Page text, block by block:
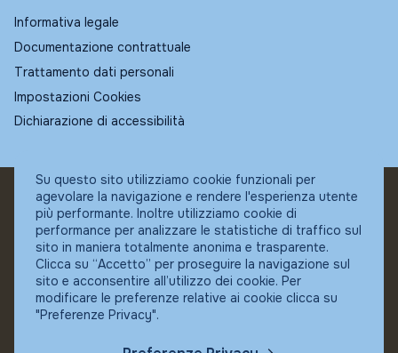
Informativa legale
Documentazione contrattuale
Trattamento dati personali
Impostazioni Cookies
Dichiarazione di accessibilità
© Fundstore
Collocatore autorizzato:
Banca Ifigest SpA
P.Iva: 04337180485
Su questo sito utilizziamo cookie funzionali per
agevolare la navigazione e rendere l'esperienza utente
più performante. Inoltre utilizziamo cookie di
performance per analizzare le statistiche di traffico sul
sito in maniera totalmente anonima e trasparente.
Clicca su “Accetto” per proseguire la navigazione sul
sito e acconsentire all’utilizzo dei cookie. Per
modificare le preferenze relative ai cookie clicca su
"Preferenze Privacy".